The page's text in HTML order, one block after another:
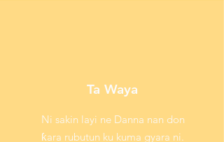
Ta Waya
Ni sakin layi ne Danna nan don
ƙara rubutun ku kuma gyara ni.